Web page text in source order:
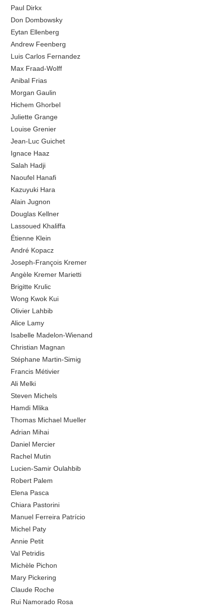
Paul Dirkx
Don Dombowsky
Eytan Ellenberg
Andrew Feenberg
Luis Carlos Fernandez
Max Fraad-Wolff
Anibal Frias
Morgan Gaulin
Hichem Ghorbel
Juliette Grange
Louise Grenier
Jean-Luc Guichet
Ignace Haaz
Salah Hadji
Naoufel Hanafi
Kazuyuki Hara
Alain Jugnon
Douglas Kellner
Lassoued Khaliffa
Étienne Klein
André Kopacz
Joseph-François Kremer
Angèle Kremer Marietti
Brigitte Krulic
Wong Kwok Kui
Olivier Lahbib
Alice Lamy
Isabelle Madelon-Wienand
Christian Magnan
Stéphane Martin-Simig
Francis Métivier
Ali Melki
Steven Michels
Hamdi Mlika
Thomas Michael Mueller
Adrian Mihai
Daniel Mercier
Rachel Mutin
Lucien-Samir Oulahbib
Robert Palem
Elena Pasca
Chiara Pastorini
Manuel Ferreira Patrício
Michel Paty
Annie Petit
Val Petridis
Michèle Pichon
Mary Pickering
Claude Roche
Rui Namorado Rosa